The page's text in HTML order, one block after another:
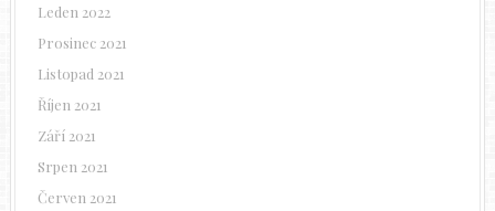
Leden 2022
Prosinec 2021
Listopad 2021
Říjen 2021
Září 2021
Srpen 2021
Červen 2021